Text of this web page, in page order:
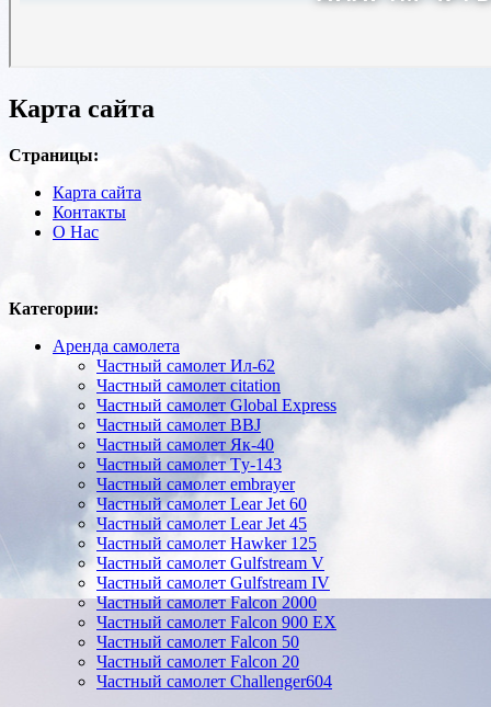
Карта сайта
Страницы:
Карта сайта
Контакты
О Нас
Категории:
Аренда самолета
Частный самолет Ил-62
Частный самолет citation
Частный самолет Global Express
Частный самолет BBJ
Частный самолет Як-40
Частный самолет Tу-143
Частный самолет embrayer
Частный самолет Lear Jet 60
Частный самолет Lear Jet 45
Частный самолет Hawker 125
Частный самолет Gulfstream V
Частный самолет Gulfstream IV
Частный самолет Falcon 2000
Частный самолет Falcon 900 EX
Частный самолет Falcon 50
Частный самолет Falcon 20
Частный самолет Challenger604